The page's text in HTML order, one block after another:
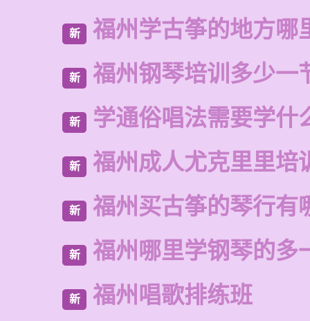
新 福州学古筝的地方哪
新 福州钢琴培训多少一
新 学通俗唱法需要学什
新 福州成人尤克里里培
新 福州买古筝的琴行有
新 福州哪里学钢琴的多
新 福州唱歌排练班